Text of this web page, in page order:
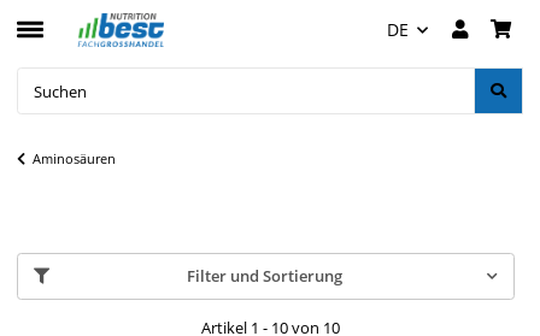
DE
Aminosäuren
Filter und Sortierung
Artikel 1 - 10 von 10